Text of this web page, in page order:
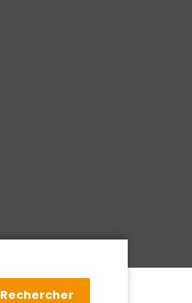
Rechercher